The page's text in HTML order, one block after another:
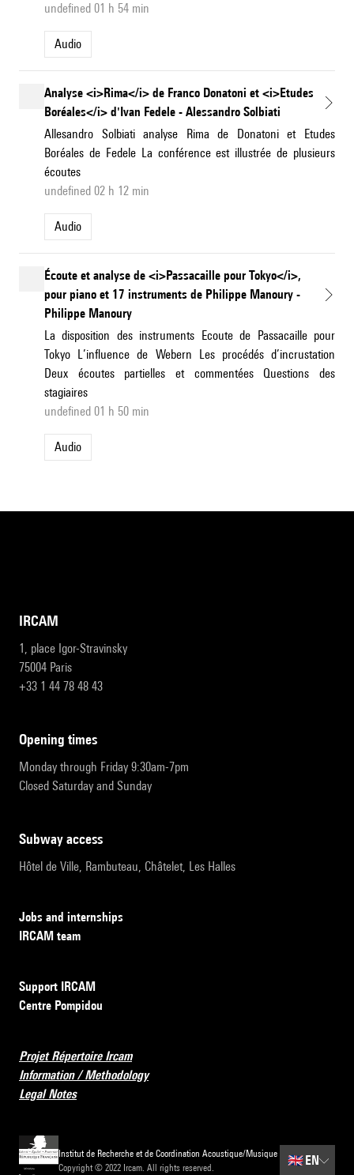
undefined 01 h 54 min
Audio
Analyse <i>Rima</i> de Franco Donatoni et <i>Etudes
Boréales</i> d'Ivan Fedele - Alessandro Solbiati
Allesandro Solbiati analyse Rima de Donatoni et Etudes
Boréales de Fedele La conférence est illustrée de plusieurs
écoutes
undefined 02 h 12 min
Audio
Écoute et analyse de <i>Passacaille pour Tokyo</i>,
pour piano et 17 instruments de Philippe Manoury -
Philippe Manoury
La disposition des instruments Ecoute de Passacaille pour
Tokyo L’influence de Webern Les procédés d’incrustation
Deux écoutes partielles et commentées Questions des
stagiaires
undefined 01 h 50 min
Audio
IRCAM
1, place Igor-Stravinsky
75004 Paris
+33 1 44 78 48 43
opening times
Monday through Friday 9:30am-7pm
Closed Saturday and Sunday
subway access
Hôtel de Ville, Rambuteau, Châtelet, Les Halles
Jobs and internships
IRCAM team
Support IRCAM
Centre Pompidou
Projet Répertoire Ircam
Information / Methodology
Legal Notes
Institut de Recherche et de Coordination Acoustique/Musique
Copyright © 2022 Ircam. All rights reserved.
🇬🇧 EN